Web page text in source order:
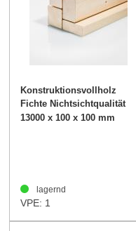
Konstruktionsvollholz
Fichte Nichtsichtqualität
100/100mm -
13000 x 100 x 100 mm
lagernd
VPE: 1